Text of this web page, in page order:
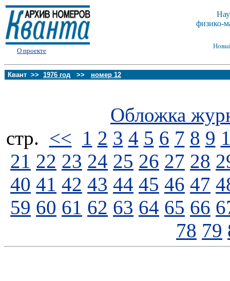
О проекте
физико-
Квант >> 1976 год >> номер 12
Обложка
стp. << 1 2 3 4 5 6 7 8 9
21 22 23 24 25 26 27 28
40 41 42 43 44 45 46 47
59 60 61 62 63 64 65 66
78 79